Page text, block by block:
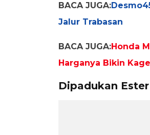
BACA JUGA:
Jalur Trabasan
BACA JUGA:Honda
Harganya Bikin
Dipadukan